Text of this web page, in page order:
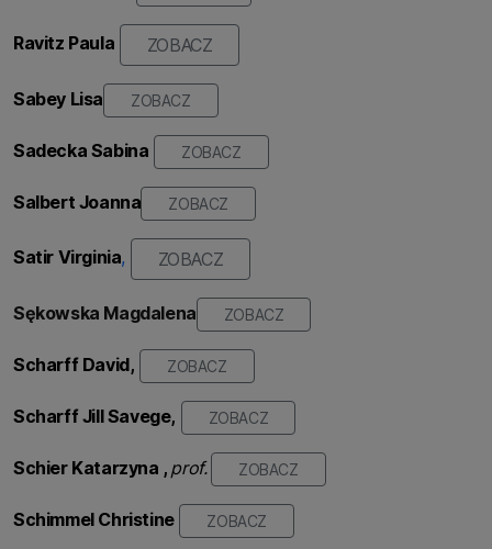
Ravitz Paula ZOBACZ
Sabey Lisa ZOBACZ
Sadecka Sabina ZOBACZ
Salbert Joanna ZOBACZ
Satir Virginia, ZOBACZ
Sękowska Magdalena ZOBACZ
Scharff David, ZOBACZ
Scharff Jill Savege, ZOBACZ
Schier Katarzyna , prof. ZOBACZ
Schimmel Christine ZOBACZ